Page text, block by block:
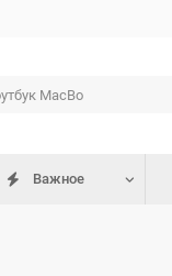
Важное